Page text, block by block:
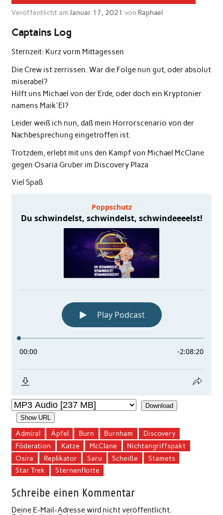
Veröffentlicht am Januar 17, 2021 von Raphael
Captains Log
Sternzeit: Kurz vorm Mittagessen
Die Crew ist zerrissen. War die Folge nun gut, oder absolut
miserabel?
Hilft uns Michael von der Erde, oder doch ein Kryptonier
namens Maik´El?
Leider weiß ich nun, daß mein Horrorscenario von der
Nachbesprechung eingetroffen ist.
Trotzdem, erlebt mit uns den Kampf von Michael McClane
gegen Osaria Gruber im Discovery Plaza
Viel Spaß
Download
Show URL
Admiral Äpfel Burn Burnham
Discovery
Föderation
Katze McClane
Nichtangriffspakt
Osira
Replikator Saru Scheiße
Stamets
Star Trek
Sternenflotte
Schreibe einen Kommentar
Deine E-Mail-Adresse wird nicht veröffentlicht.